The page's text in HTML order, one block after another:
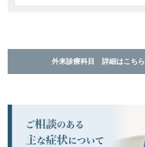
外来診療科目 詳細はこちら